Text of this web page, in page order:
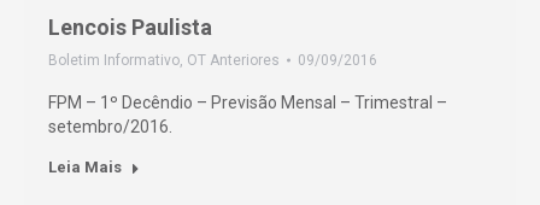
Lencois Paulista
Boletim Informativo, OT Anteriores 09/09/2016
FPM – 1º Decêndio – Previsão Mensal – Trimestral –
setembro/2016.
Leia Mais